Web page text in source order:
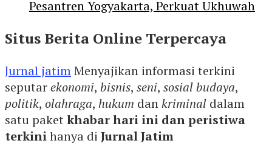
Pesantren Yogyakarta, Perkuat Ukhuwah
Situs Berita Online Terpercaya
Jurnal jatimMenyajikan informasi terkini
seputarekonomi, bisnis, seni, sosial budaya,
politik, olahraga, hukum dankriminal dalam
satu paketkhabar hari ini dan peristiwa
terkinihanya di Jurnal Jatim